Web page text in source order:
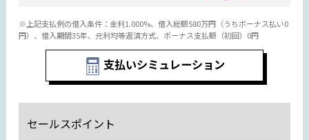
※上記支払例の借入条件：金利1.000%、借入総額580万円（うちボーナス払い0
円）、借入期間35年、元利均等返済方式、ボーナス支払額（初回）0円
支払いシミュレーション
セールスポイント